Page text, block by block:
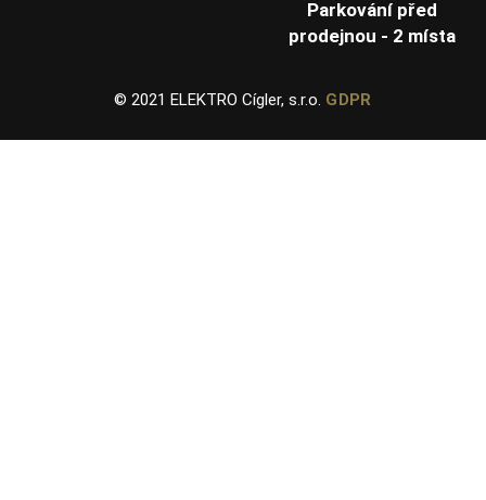
Parkování před
prodejnou - 2 místa
© 2021 ELEKTRO Cígler, s.r.o. GDPR